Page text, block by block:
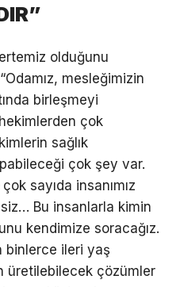
olduğunu
mesleğimizin
birleşmeyi
çok
sağlık
çok şey var.
sayıda insanımız
Bu insanlarla kimin
kendimize soracağız.
binlerce ileri yaş
üretilebilecek çözümler